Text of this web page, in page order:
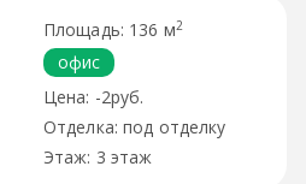
136 м2
офис
-2руб.
под отделку
3 этаж